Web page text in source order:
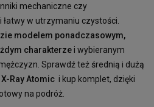
mechaniczne czy
w utrzymaniu czystości.
modelem ponadczasowym,
charakterzei wybieranym
Sprawdź też średnią i dużą
Ray Atomic i kup komplet, dzięki
na podróż.